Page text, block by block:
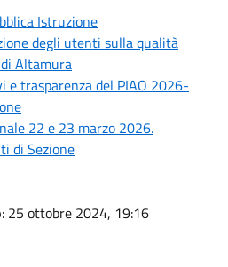
Istruzione
degli utenti sulla qualità
Altamura
e trasparenza del PIAO 2026-
22 e 23 marzo 2026.
di Sezione
: 25 ottobre 2024, 19:16